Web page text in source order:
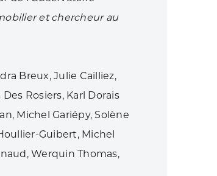
et chercheur au
Breux, Julie Cailliez,
Rosiers, Karl Dorais
Michel Gariépy, Solène
Guibert, Michel
Werquin Thomas,